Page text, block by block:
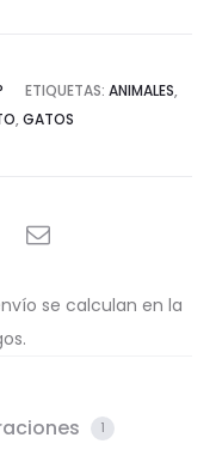
ETIQUETAS: ANIMALES,
, GATOS
se calculan en la
1